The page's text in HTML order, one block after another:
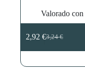
Valorado con
3,24€
El
precio
era:
2,92 €El
precio
es: